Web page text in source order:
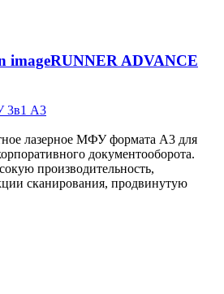
ADVANCE
3в1 А3
лазерное МФУ формата A3 для
документооборота.
производительность,
сканирования, продвинутую